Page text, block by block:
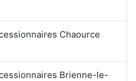
Chaource
Brienne-le-